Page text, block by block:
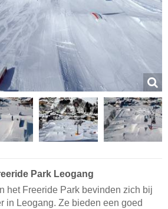
Park Leogang
het Freeride Park bevinden zich bij
in Leogang. Ze bieden een goed